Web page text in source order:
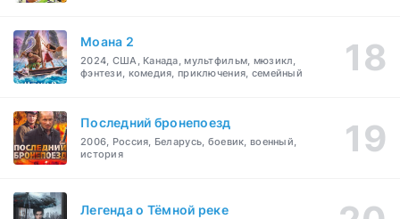
Моана 2
2024, США, Канада, мультфильм, мюзикл,
фэнтези, комедия, приключения, семейный
Последний бронепоезд
2006, Россия, Беларусь, боевик, военный,
история
Легенда о Тёмной реке